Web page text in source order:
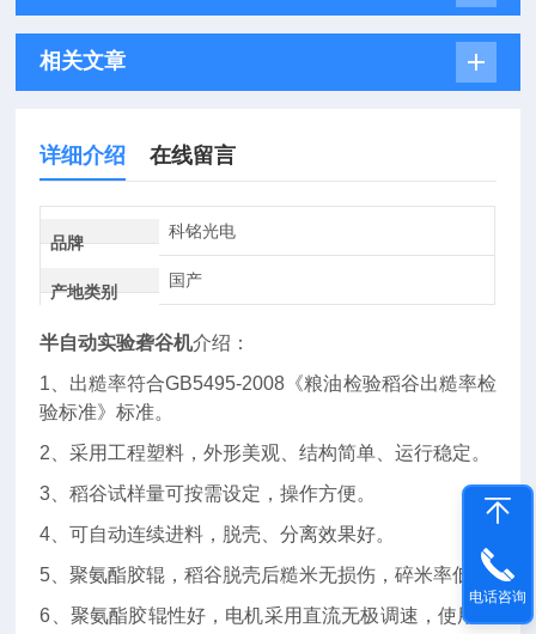
相关文章
详细介绍 在线留言
品牌
科铭光电
产地类别
国产
半自动实验砻谷机介绍：
1、出糙率符合GB5495-2008《粮油检验稻谷出糙率检
验标准》标准。
2、采用工程塑料，外形美观、结构简单、运行稳定。
3、稻谷试样量可按需设定，操作方便。
4、可自动连续进料，脱壳、分离效果好。
5、聚氨酯胶辊，稻谷脱壳后糙米无损伤，碎米率低。
6、聚氨酯胶辊性好，电机采用直流无极调速，使用寿
电话咨询